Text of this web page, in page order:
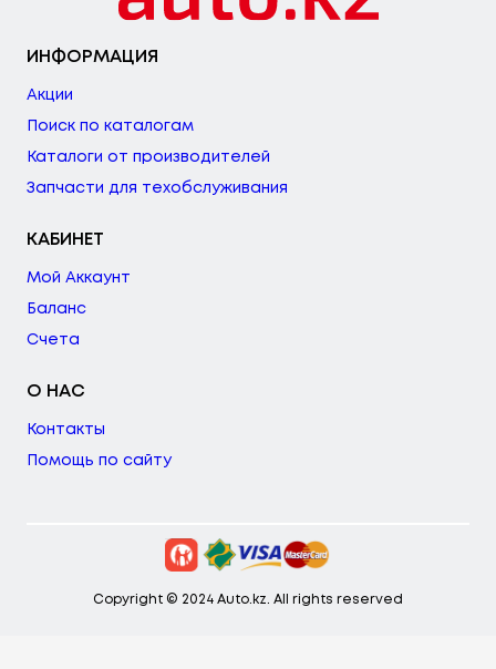
ИНФОРМАЦИЯ
Акции
Поиск по каталогам
Каталоги от производителей
Запчасти для техобслуживания
КАБИНЕТ
Мой Аккаунт
Баланс
Счета
О НАС
Контакты
Помощь по сайту
Copyright © 2024 Auto.kz. All rights reserved